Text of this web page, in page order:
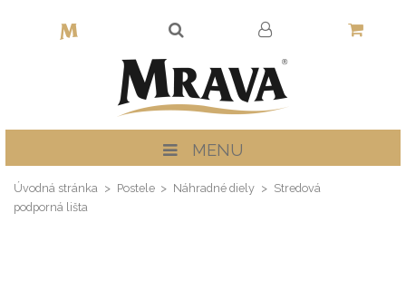
MENU
Úvodná stránka Postele Náhradné diely
Stredová
podporná lišta